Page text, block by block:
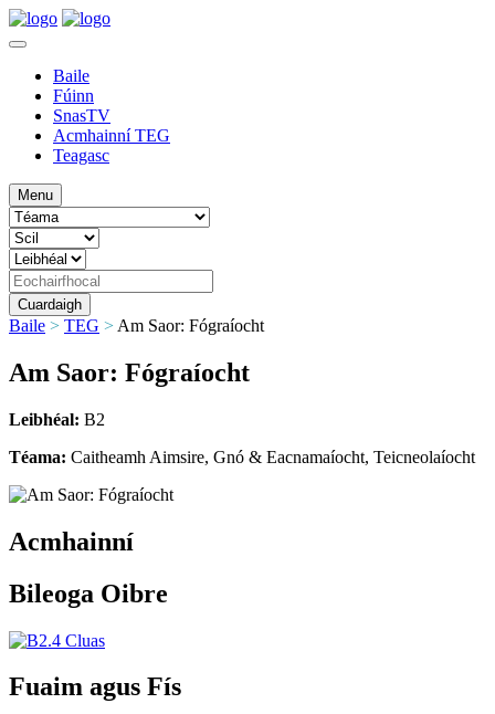
Baile
Fúinn
SnasTV
Acmhainní TEG
Teagasc
Menu
Baile > TEG > Am Saor: Fógraíocht
Am Saor: Fógraíocht
Leibhéal: B2
Téama: Caitheamh Aimsire, Gnó & Eacnamaíocht, Teicneolaíocht
Acmhainní
Bileoga Oibre
Fuaim agus Fís